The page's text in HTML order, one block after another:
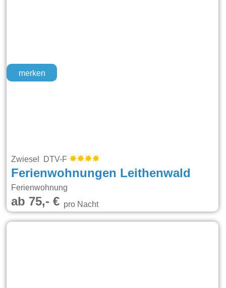
merken
Zwiesel DTV-F
Ferienwohnungen Leithenwald
Ferienwohnung
ab 75,- €pro Nacht